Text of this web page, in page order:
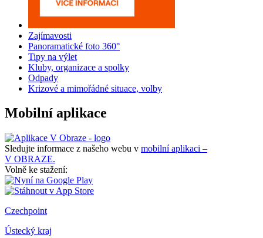
Zajímavosti
Panoramatické foto 360°
Tipy na výlet
Kluby, organizace a spolky
Odpady
Krizové a mimořádné situace, volby
Mobilní aplikace
Sledujte informace z našeho webu v mobilní aplikaci –
V OBRAZE.
Volně ke stažení:
Czechpoint
Ústecký kraj